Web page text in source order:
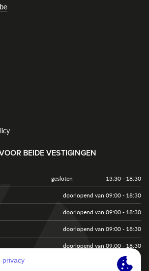
BEIDE VESTIGINGEN
gesloten
13:30 - 18:30
doorlopend van 09:00 - 18:30
doorlopend van 09:00 - 18:30
doorlopend van 09:00 - 18:30
doorlopend van 09:00 - 18:30
doorlopend van 09:00 - 18:00